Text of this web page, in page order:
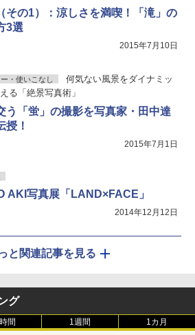
その1）：涼しさを満喫！「滝」の
3選
2015年7月10日
・使いこなし
何気ない風景をダイナミッ
る「絶景写真術」
う「蛍」の撮影を写真家・田中達
授！
2015年7月1日
AKI写真展「LAND×FACE」
2014年12月12日
と関連記事を見る
グ
間 1週間 1カ月